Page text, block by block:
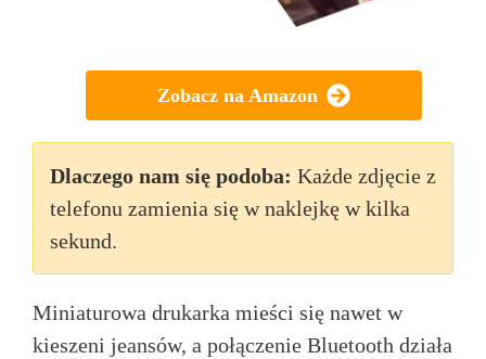
Zobacz na Amazon
Dlaczego nam się podoba: Każde zdjęcie z
telefonu zamienia się w naklejkę w kilka
sekund.
Miniaturowa drukarka mieści się nawet w
kieszeni jeansów, a połączenie Bluetooth działa